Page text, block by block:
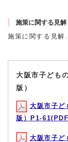
施策に関する見解
施策に関する見
大阪市子ども
版）
大阪市子ど
版）P1-
大阪市子ど